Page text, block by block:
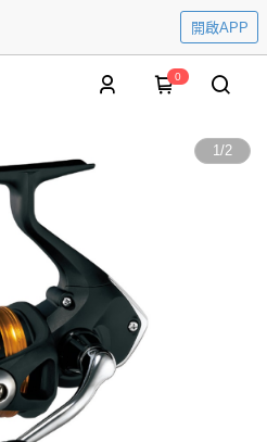
開啟APP
0
1/2